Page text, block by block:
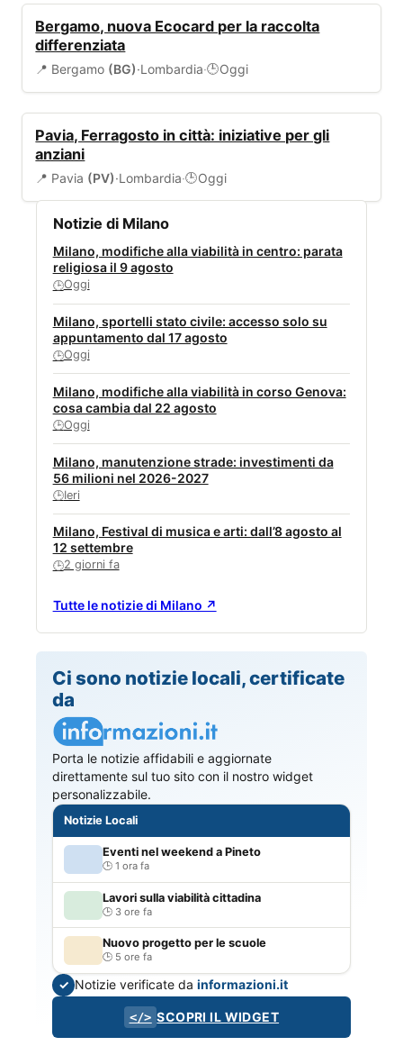
Bergamo, nuova Ecocard per la raccolta
differenziata
📍 Bergamo (BG)·Lombardia·🕒Oggi
Pavia, Ferragosto in città: iniziative per gli
anziani
📍 Pavia (PV)·Lombardia·🕒Oggi
Notizie di Milano
Milano, modifiche alla viabilità in centro: parata
religiosa il 9 agosto
🕒Oggi
Milano, sportelli stato civile: accesso solo su
appuntamento dal 17 agosto
🕒Oggi
Milano, modifiche alla viabilità in corso Genova:
cosa cambia dal 22 agosto
🕒Oggi
Milano, manutenzione strade: investimenti da
56 milioni nel 2026-2027
🕒Ieri
Milano, Festival di musica e arti: dall’8 agosto al
12 settembre
🕒2 giorni fa
Tutte le notizie di Milano ↗
Ci sono notizie locali, certificate
da
Porta le notizie affidabili e aggiornate
direttamente sul tuo sito con il nostro widget
personalizzabile.
Notizie Locali
Eventi nel weekend a Pineto
1 ora fa
Lavori sulla viabilità cittadina
3 ore fa
Nuovo progetto per le scuole
5 ore fa
✓ Notizie verificate dainformazioni.it
</> SCOPRI IL WIDGET